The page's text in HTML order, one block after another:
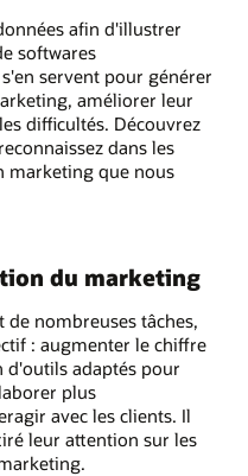
afin d'illustrer
softwares
servent pour générer
améliorer leur
difficultés. Découvrez
dans les
marketing que nous
du marketing
nombreuses tâches,
: augmenter le chiffre
d'outils adaptés pour
plus
avec les clients. Il
leur attention sur les